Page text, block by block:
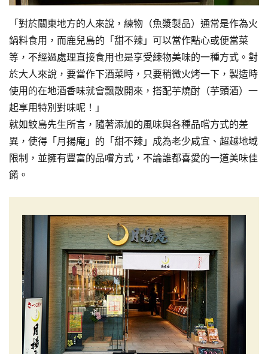
「對於關東地方的人來說，練物（魚漿製品）通常是作為火
鍋料食用，而鹿兒島的「甜不辣」可以當作點心或便當菜
等，不經過處理直接食用也是享受練物美味的一種方式。對
於大人來說，要當作下酒菜時，只要稍微火烤一下，製造時
使用的在地酒香味就會飄散開來，搭配芋燒酎（芋頭酒）一
起享用特別對味呢！」
就如鮫島先生所言，隨著添加的風味與各種品嚐方式的差
異，使得「月揚庵」的「甜不辣」成為老少咸宜、超越地域
限制，並擁有豐富的品嚐方式，不論誰都喜愛的一道美味佳
餚。